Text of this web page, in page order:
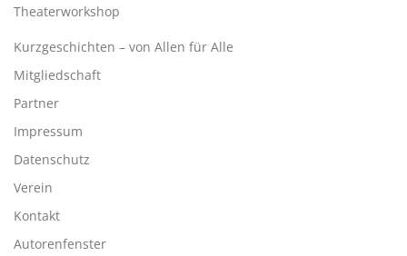
Theaterworkshop
Kurzgeschichten – von Allen für Alle
Mitgliedschaft
Partner
Impressum
Datenschutz
Verein
Kontakt
Autorenfenster